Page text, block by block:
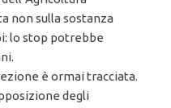
non sulla sostanza
lo stop potrebbe
è ormai tracciata.
degli